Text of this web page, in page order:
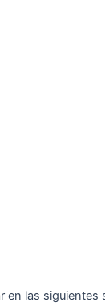
en las siguientes